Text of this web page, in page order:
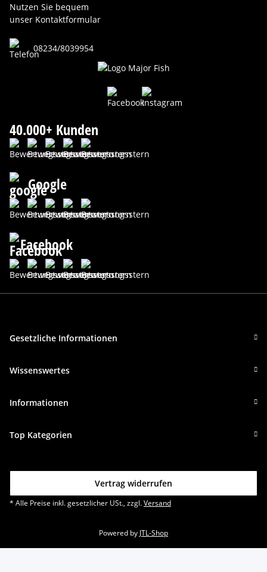
Nutzen Sie bequem
unser Kontaktformular
08234/8039954
40.000+ Kunden
Google
Facebook
Gesetzliche Informationen
Wissenswertes
Informationen
Top Kategorien
Vertrag widerrufen
* Alle Preise inkl. gesetzlicher USt., zzgl.Versand
Powered by JTL-Shop